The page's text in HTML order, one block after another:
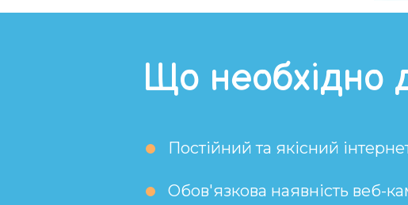
Що необхідно
Постійний та якісний
Обов'язкова наявність веб-